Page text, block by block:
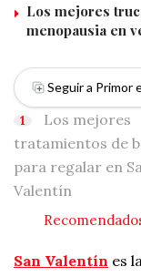
Los mejores
menopausia en
Seguir a Primor
Los mejores
tratamientos de
para regalar en
Valentín
San Valentín es